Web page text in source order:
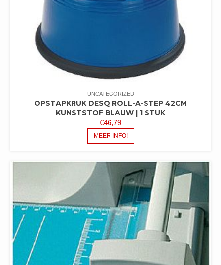
UNCATEGORIZED
OPSTAPKRUK DESQ ROLL-A-STEP 42CM
KUNSTSTOF BLAUW | 1 STUK
€46,79
MEER INFO!